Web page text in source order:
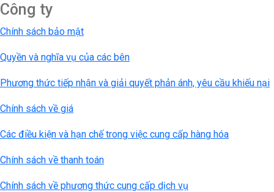
Công ty
Chính sách bảo mật
Quyền và nghĩa vụ của các bên
Phương thức tiếp nhận và giải quyết phản ánh, yêu cầu khiếu nại
Chính sách về giá
Các điều kiện và hạn chế trong việc cung cấp hàng hóa
Chính sách về thanh toán
Chính sách về phương thức cung cấp dịch vụ